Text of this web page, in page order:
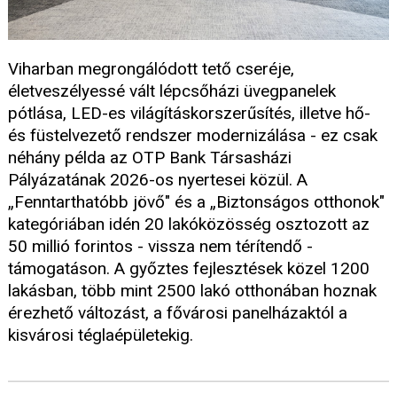
Viharban megrongálódott tető cseréje,
életveszélyessé vált lépcsőházi üvegpanelek
pótlása, LED-es világításkorszerűsítés, illetve hő-
és füstelvezető rendszer modernizálása - ez csak
néhány példa az OTP Bank Társasházi
Pályázatának 2026-os nyertesei közül. A
„Fenntarthatóbb jövő" és a „Biztonságos otthonok"
kategóriában idén 20 lakóközösség osztozott az
50 millió forintos - vissza nem térítendő -
támogatáson. A győztes fejlesztések közel 1200
lakásban, több mint 2500 lakó otthonában hoznak
érezhető változást, a fővárosi panelházaktól a
kisvárosi téglaépületekig.